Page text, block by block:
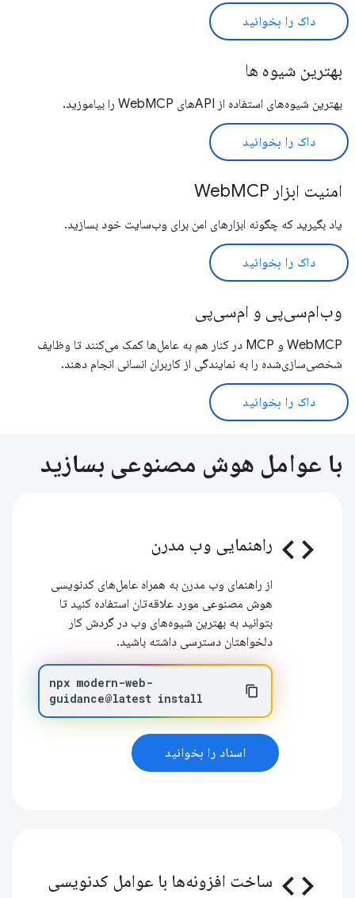
داک را بخوانید
بهترین شیوه ها
بهترین شیوه‌های استفاده از APIهای WebMCP را بیاموزید.
داک را بخوانید
امنیت ابزار WebMCP
یاد بگیرید که چگونه ابزارهای امن برای وب‌سایت خود بسازید.
داک را بخوانید
وب‌ام‌سی‌پی و ام‌سی‌پی
WebMCP و MCP در کنار هم به عامل‌ها کمک می‌کنند تا وظایف
شخصی‌سازی‌شده را به نمایندگی از کاربران انسانی انجام دهند.
داک را بخوانید
با عوامل هوش مصنوعی بسازید
code راهنمایی وب مدرن
از راهنمای وب مدرن به همراه عامل‌های کدنویسی
هوش مصنوعی مورد علاقه‌تان استفاده کنید تا
بتوانید به بهترین شیوه‌های وب در گردش کار
دلخواهتان دسترسی داشته باشید.
npx modern-web-
guidance@latest install
اسناد را بخوانید
code ساخت افزونه‌ها با عوامل کدنویسی